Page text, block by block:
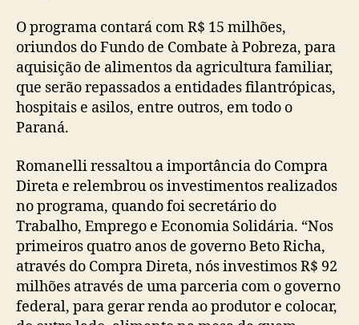
O programa contará com R$ 15 milhões,
oriundos do Fundo de Combate à Pobreza, para
aquisição de alimentos da agricultura familiar,
que serão repassados a entidades filantrópicas,
hospitais e asilos, entre outros, em todo o
Paraná.
Romanelli ressaltou a importância do Compra
Direta e relembrou os investimentos realizados
no programa, quando foi secretário do
Trabalho, Emprego e Economia Solidária. “Nos
primeiros quatro anos de governo Beto Richa,
através do Compra Direta, nós investimos R$ 92
milhões através de uma parceria com o governo
federal, para gerar renda ao produtor e colocar,